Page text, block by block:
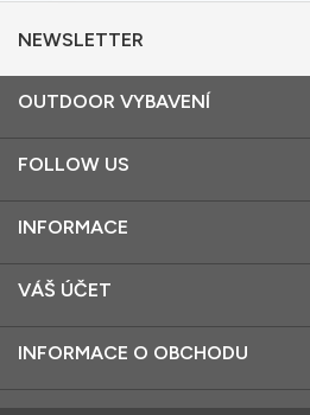
NEWSLETTER
OUTDOOR VYBAVENÍ
FOLLOW US
INFORMACE
VÁŠ ÚČET
INFORMACE O OBCHODU